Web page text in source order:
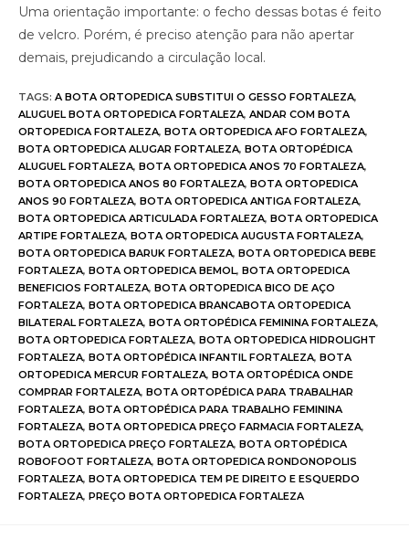
Uma orientação importante: o fecho dessas botas é feito
de velcro. Porém, é preciso atenção para não apertar
demais, prejudicando a circulação local.
TAGS: A BOTA ORTOPEDICA SUBSTITUI O GESSO FORTALEZA,
ALUGUEL BOTA ORTOPEDICA FORTALEZA, ANDAR COM BOTA
ORTOPEDICA FORTALEZA, BOTA ORTOPEDICA AFO FORTALEZA,
BOTA ORTOPEDICA ALUGAR FORTALEZA, BOTA ORTOPÉDICA
ALUGUEL FORTALEZA, BOTA ORTOPEDICA ANOS 70 FORTALEZA,
BOTA ORTOPEDICA ANOS 80 FORTALEZA, BOTA ORTOPEDICA
ANOS 90 FORTALEZA, BOTA ORTOPEDICA ANTIGA FORTALEZA,
BOTA ORTOPEDICA ARTICULADA FORTALEZA, BOTA ORTOPEDICA
ARTIPE FORTALEZA, BOTA ORTOPEDICA AUGUSTA FORTALEZA,
BOTA ORTOPEDICA BARUK FORTALEZA, BOTA ORTOPEDICA BEBE
FORTALEZA, BOTA ORTOPEDICA BEMOL, BOTA ORTOPEDICA
BENEFICIOS FORTALEZA, BOTA ORTOPEDICA BICO DE AÇO
FORTALEZA, BOTA ORTOPEDICA BRANCABOTA ORTOPEDICA
BILATERAL FORTALEZA, BOTA ORTOPÉDICA FEMININA FORTALEZA,
BOTA ORTOPEDICA FORTALEZA, BOTA ORTOPEDICA HIDROLIGHT
FORTALEZA, BOTA ORTOPÉDICA INFANTIL FORTALEZA, BOTA
ORTOPEDICA MERCUR FORTALEZA, BOTA ORTOPÉDICA ONDE
COMPRAR FORTALEZA, BOTA ORTOPÉDICA PARA TRABALHAR
FORTALEZA, BOTA ORTOPÉDICA PARA TRABALHO FEMININA
FORTALEZA, BOTA ORTOPEDICA PREÇO FARMACIA FORTALEZA,
BOTA ORTOPEDICA PREÇO FORTALEZA, BOTA ORTOPÉDICA
ROBOFOOT FORTALEZA, BOTA ORTOPEDICA RONDONOPOLIS
FORTALEZA, BOTA ORTOPEDICA TEM PE DIREITO E ESQUERDO
FORTALEZA, PREÇO BOTA ORTOPEDICA FORTALEZA